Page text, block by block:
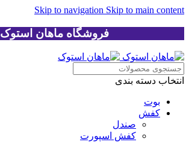
Skip to navigation Skip to main content
فروشگاه ماهان استوک
انتخاب دسته بندی
بوت
کفش
صندل
کفش اسپورت